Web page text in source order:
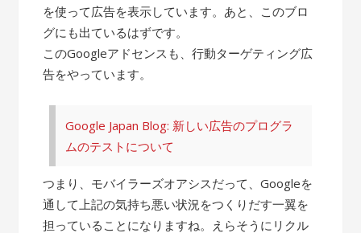
を使って広告を表示しています。あと、このブロ
グにも出ているはずです。
このGoogleアドセンスも、行動ターゲティング広
告をやっています。
Google Japan Blog: 新しい広告のプログラ
ムのテストについて
つまり、モバイラーズオアシスだって、Googleを
通して上記の気持ち悪い状況をつくりだす一翼を
担っていることになりますね。えらそうにリクル